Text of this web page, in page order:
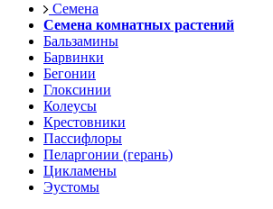
Семена
Семена комнатных растений
Бальзамины
Барвинки
Бегонии
Глоксинии
Колеусы
Крестовники
Пассифлоры
Пеларгонии (герань)
Цикламены
Эустомы